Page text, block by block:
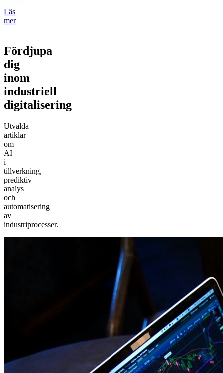
Läs
mer
Fördjupa
dig
inom
industriell
digitalisering
Utvalda
artiklar
om
AI
i
tillverkning,
prediktiv
analys
och
automatisering
av
industriprocesser.